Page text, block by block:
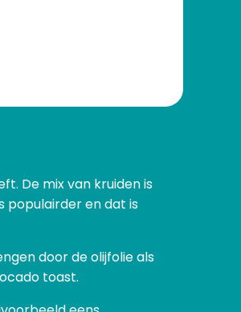
De mix van kruiden is
populairder en dat is
door de olijfolie als
toast.